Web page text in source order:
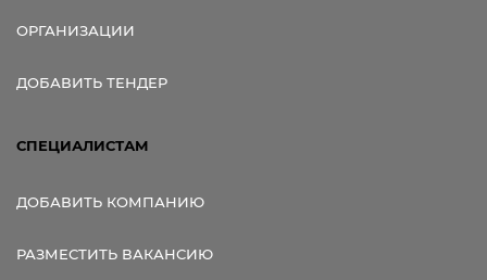
ОРГАНИЗАЦИИ
ДОБАВИТЬ ТЕНДЕР
СПЕЦИАЛИСТАМ
ДОБАВИТЬ КОМПАНИЮ
РАЗМЕСТИТЬ ВАКАНСИЮ